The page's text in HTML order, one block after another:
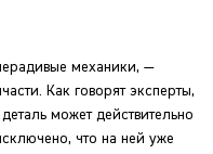
механики, —
Как говорят эксперты,
может действительно
что на ней уже